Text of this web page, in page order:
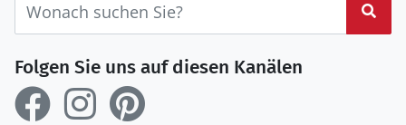
Folgen Sie uns auf diesen Kanälen